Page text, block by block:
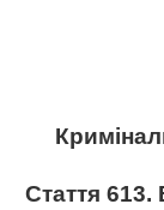
Стаття 613.